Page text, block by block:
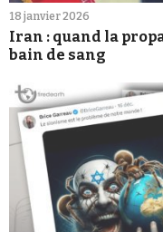
18 janvier 2026
Iran : quand la
bain de sang